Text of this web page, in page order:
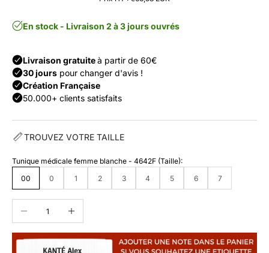
TROUVEZ VOTRE TAILLE
Tunique médicale femme blanche - 4642F (Taille):
00
0 1 2 3 4 5 6 7